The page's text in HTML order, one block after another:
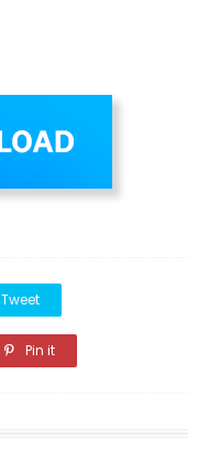
Tweet
Pin it